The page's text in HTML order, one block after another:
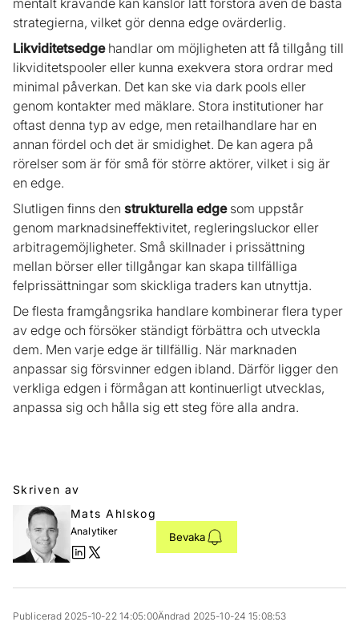
mentalt krävande kan känslor lätt förstöra även de bästa
strategierna, vilket gör denna edge ovärderlig.
Likviditetsedgehandlar om möjligheten att få tillgång till
likviditetspooler eller kunna exekvera stora ordrar med
minimal påverkan. Det kan ske via dark pools eller
genom kontakter med mäklare. Stora institutioner har
oftast denna typ av edge, men retailhandlare har en
annan fördel och det är smidighet. De kan agera på
rörelser som är för små för större aktörer, vilket i sig är
en edge.
Slutligen finns den strukturella edgesom uppstår
genom marknadsineffektivitet, regleringsluckor eller
arbitragemöjligheter. Små skillnader i prissättning
mellan börser eller tillgångar kan skapa tillfälliga
felprissättningar som skickliga traders kan utnyttja.
De flesta framgångsrika handlare kombinerar flera typer
av edge och försöker ständigt förbättra och utveckla
dem. Men varje edge är tillfällig. När marknaden
anpassar sig försvinner edgen ibland. Därför ligger den
verkliga edgen i förmågan att kontinuerligt utvecklas,
anpassa sig och hålla sig ett steg före alla andra.
Skriven av
Mats Ahlskog
Analytiker Bevaka
Publicerad 2025-10-22 14:05:00Ändrad 2025-10-24 15:08:53